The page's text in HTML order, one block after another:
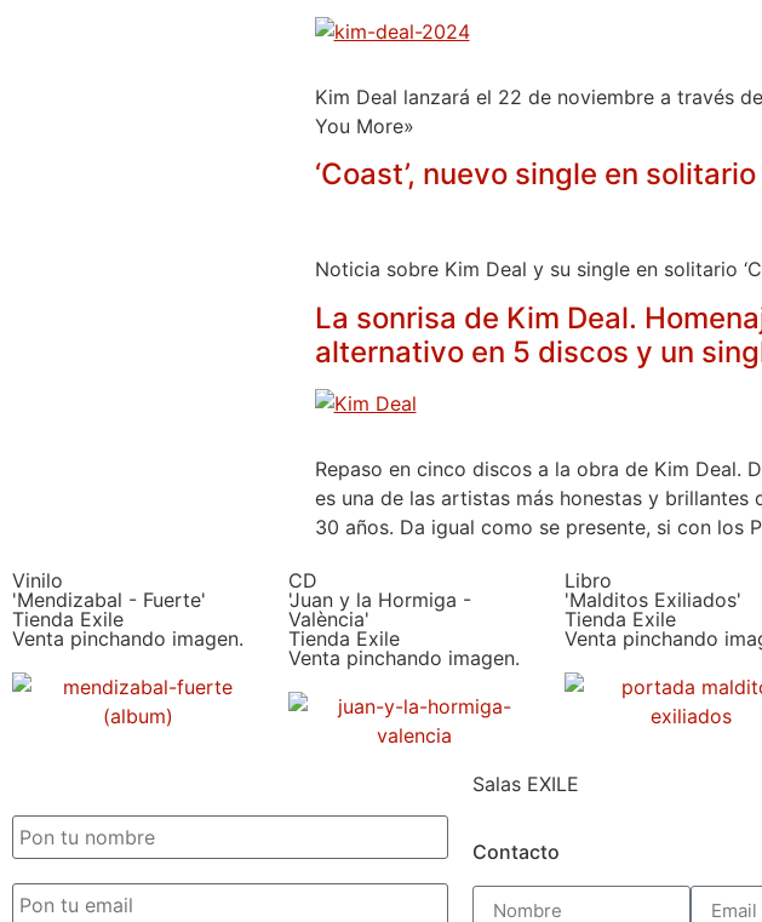
Kim Deal lanzará el 22 de noviembre a través
You More»
‘Coast’, nuevo single en
Noticia sobre Kim Deal y su single en solitario
La sonrisa de Kim Deal.
alternativo en 5 discos y un
Repaso en cinco discos a la obra de Kim Deal.
es una de las artistas más honestas y
30 años. Da igual como se presente, si con los
Vinilo
'Mendizabal - Fuerte'
Tienda Exile
Venta pinchando imagen.
CD
'Juan y la Hormiga -
València'
Tienda Exile
Venta pinchando imagen.
Libro
'Malditos Exiliados'
Tienda Exile
Venta pinchando
Salas EXILE
Contacto